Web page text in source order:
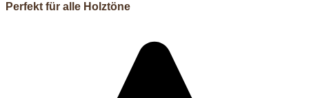
Perfekt für alle Holztöne